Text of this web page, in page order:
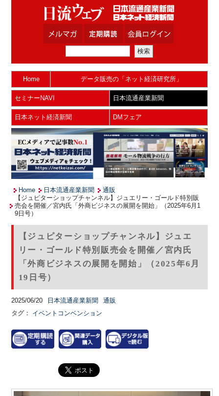
Home データ販売の「ネット経済研究所」
セミナーNAVI 日本流通産業新聞
日本ネット経済新聞 DMフェア
Home 日本流通産業新聞
通販
【ジュピターショップチャンネル】ジュエリー・ゴールド特別販
売会を開催／宮内氏「外商ビジネスの展開を開始」（2025年6月1
9日号）
【ジュピターショップチャンネル】ジュエ
リー・ゴールド特別販売会を開催／宮内氏
「外商ビジネスの展開を開始」（2025年6月
19日号）
2025/06/20 日本流通産業新聞
通販
タグ：
イベントコンベンション